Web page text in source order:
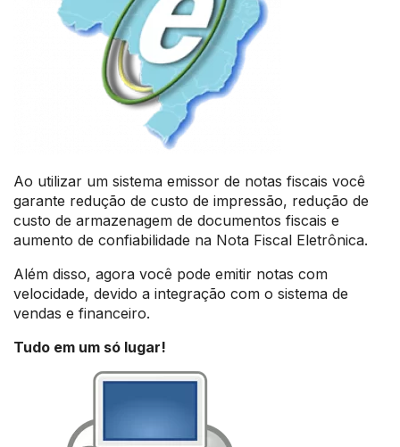
Ao utilizar um sistema emissor de notas fiscais você
garante redução de custo de impressão, redução de
custo de armazenagem de documentos fiscais e
aumento de confiabilidade na Nota Fiscal Eletrônica.
Além disso, agora você pode emitir notas com
velocidade, devido a integração com o sistema de
vendas e financeiro.
Tudo em um só lugar!